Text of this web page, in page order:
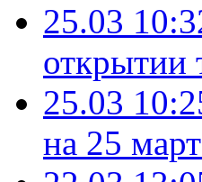
25.03
открытии
25.03
на 25